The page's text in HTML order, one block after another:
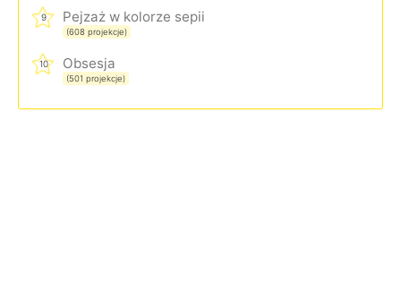
9 Pejzaż w kolorze sepii
(608 projekcje)
10 Obsesja
(501 projekcje)